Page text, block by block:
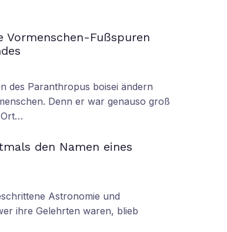
Vormenschen-Fußspuren
des Paranthropus boisei ändern
Denn er war genauso groß
Ort…
den Namen eines
Astronomie und
ihre Gelehrten waren, blieb